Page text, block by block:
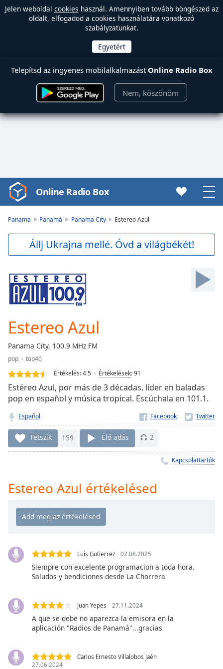
Jelen weboldal cookies használ. Amennyiben tovább böngészed az
oldalt, elfogadod a cookies használatára vonatkozó
szabályzatunkat.
Telepítsd az ingyenes mobilalkalmazást Online Radio Box
Nem, köszönöm
Video
Player
Backward
Skip
Forward
Current
Time0:00
Loaded:
0.00%
Stream
TypeLIVE
live,
currently
behind
LIVE
Remaining
Rate
Chapters
Descriptions
off
selected
subtitles
settings,
Online Radio Box
Panama Panamá Panama City Estereo Azul
Állj Ukrajna mellé. Óvd a világbékét!
Estereo Azul
Panama City, 100.9 MHz FM
pop
top40
Értékelés:4.5 Értékelések:91
Estéreo Azul, por más de 3 décadas, líder en baladas
pop en español y música tropical. Escúchala en 101.1.
Español
Tetszik 159 Élő adás 2
Kapcsolattartók
Estereo Azul értékelésed
Luis Gutierrez 02.08.2025
Siempre con excelente programacion a toda hora.
Saludos y bendiciones desde La Chorrera
Juan Yepes 27.11.2024
A que se debe no aparezca la emisora en la
aplicación "Radios de Panamá"...gracias
Carlos Ernesto Villalobos Jaén
27.06.2024